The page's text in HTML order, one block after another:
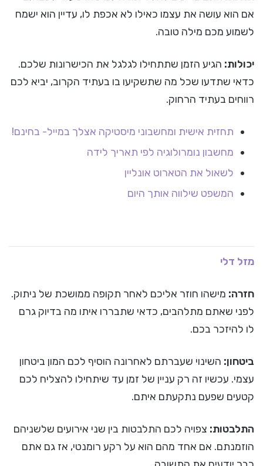
אם הוא עושה את עצמו כאילו לא אכפת לו, עדיין הוא ישמח
לשמוע מכם מילה טובה.
יכולות: הגיע הזמן שתתחילו לגלגל את הכישרונות שלכם.
כדאי שתדעו שכל מה שתשקיעו בו בעתיד הקרוב, יביא לכם
רווחים בעתיד הרחוק.
תחזית אישית ומחשבוני מיסטיקה אצלך במייל- בחינם!
מחשבון נומרולוגיה לפי תאריך לידה
לשאול את הטארוט אונליין
המשפט שילווה אותך היום
מזל דלי
חזרה: מישהו חוזר אליכם לאחר תקופה ממושכת של ניתוק.
לפני שאתם מתלהבים, כדאי שתבררו איתו מה בדיוק גרם
לו להיזכר בכם.
ביטחון: השינוי שעברתם לאחרונה הוסיף לכם המון ביטחון
עצמי. עכשיו זה רק עניין של זמן עד שיתחילו להצליח לכם
קטעים שפעם נתקעתם איתם.
התלבטות: צפויה לכם התלבטות בין שני אירועים שלשניהם
הוזמנתם. אם אחד מהם הוא על רקע רומנטי, אז גם אתם